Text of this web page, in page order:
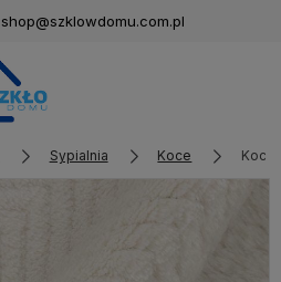
shop@szklowdomu.com.pl
Sypialnia Koce Koc